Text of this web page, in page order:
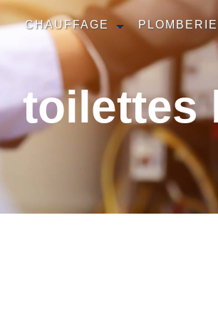
CHAUFFAGE PLOMBERIE
toilettes